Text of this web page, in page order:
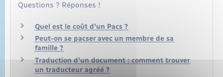
Questions ? Réponses !
Quel est le coût d'un Pacs ?
Peut-on se pacser avec un membre de sa
famille ?
Traduction d'un document : comment trouver
un traducteur agréé ?